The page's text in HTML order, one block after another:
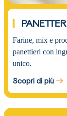
Farine, mix e
panettieri con
unico.
Scopri di più